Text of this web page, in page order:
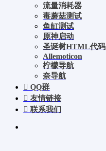
流量消耗器
毒蘑菇测试
鱼缸测试
原神启动
圣诞树HTML代码
Allemoticon
柠檬导航
奈导航
QQ群
友情链接
联系我们